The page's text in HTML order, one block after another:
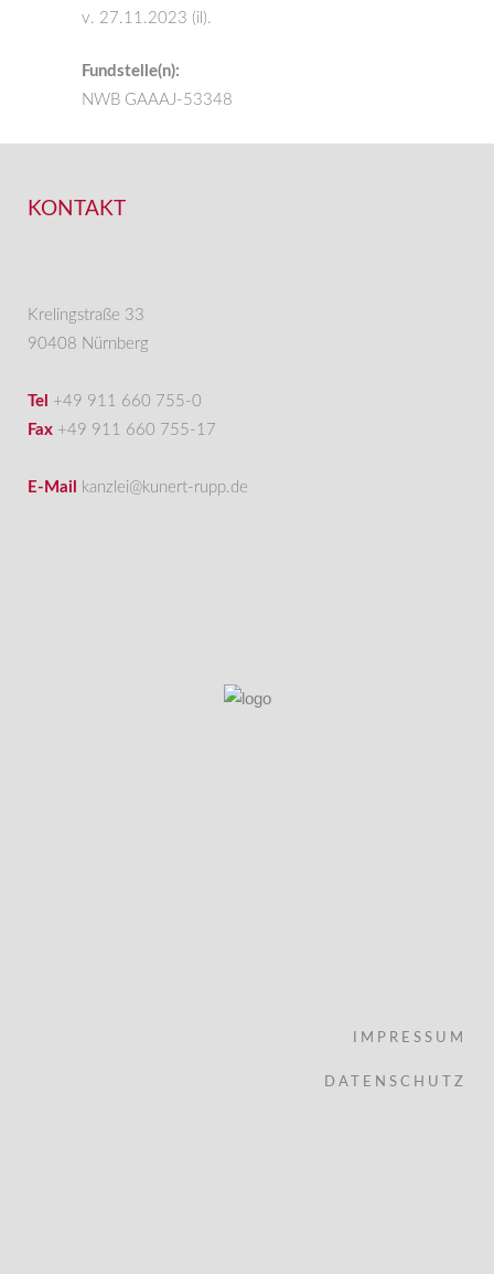
v. 27.11.2023 (il).
Fundstelle(n):
NWB GAAAJ-53348
KONTAKT
Krelingstraße 33
90408 Nürnberg
Tel +49 911 660 755-0
Fax +49 911 660 755-17
E-Mail kanzlei@kunert-rupp.de
IMPRESSUM
DATENSCHUTZ